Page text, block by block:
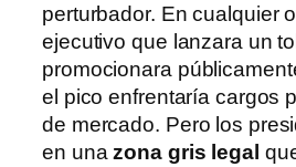
perturbador. En cualquier
ejecutivo que lanzara un
promocionara
el pico enfrentaría cargos
de mercado. Pero los
en unazona gris legal